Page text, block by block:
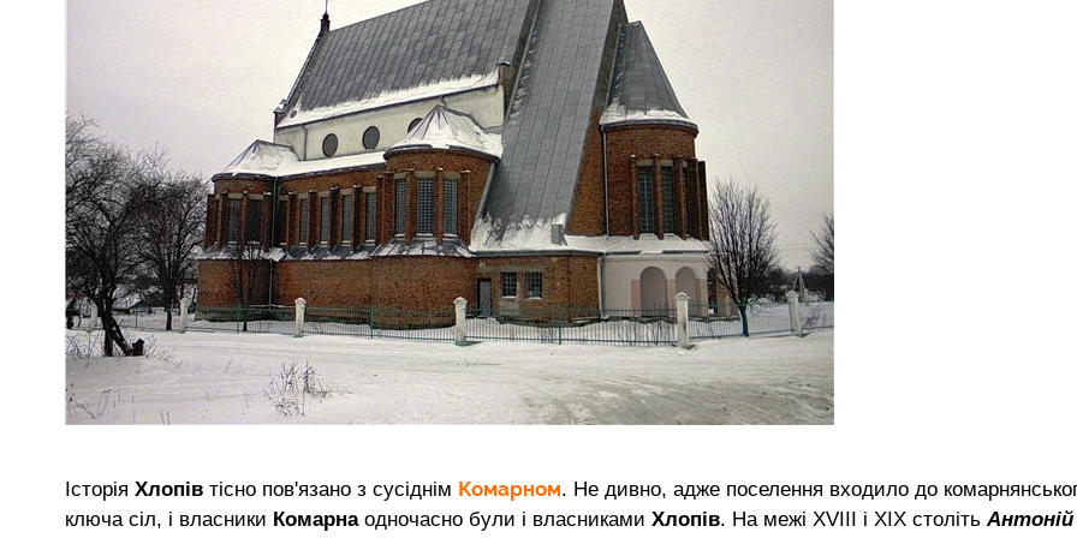
Історія Хлопів тісно пов'язано з сусіднім Комарном. Не дивно, адже поселення входило до
ключа сіл, і власники Комарна одночасно були і власниками Хлопів. На межі XVIII і ХІХ століть Антоній